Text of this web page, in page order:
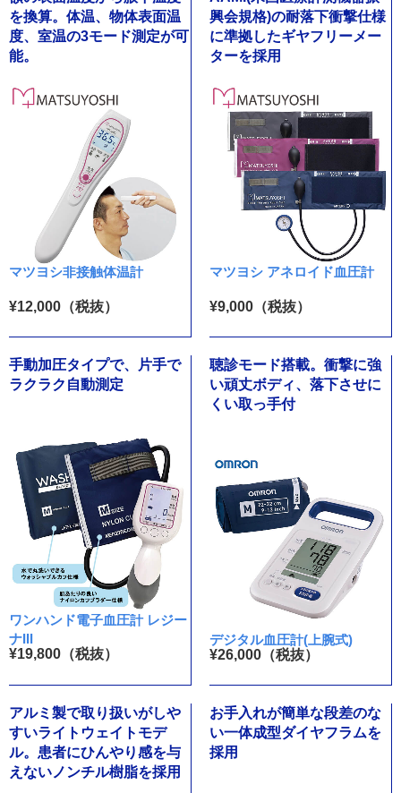
を換算。体温、物体表面温
度、室温の3モード測定が可
能。
マツヨシ非接触体温計
¥12,000（税抜）
興会規格)の耐落下衝撃仕様
に準拠したギヤフリーメー
ターを採用
マツヨシ アネロイド血圧計
¥9,000（税抜）
手動加圧タイプで、片手で
ラクラク自動測定
ワンハンド電子血圧計 レジー
ナIII
¥19,800（税抜）
聴診モード搭載。衝撃に強
い頑丈ボディ、落下させに
くい取っ手付
デジタル血圧計(上腕式)
¥26,000（税抜）
アルミ製で取り扱いがしや
すいライトウェイトモデ
ル。患者にひんやり感を与
えないノンチル樹脂を採用
お手入れが簡単な段差のな
い一体成型ダイヤフラムを
採用